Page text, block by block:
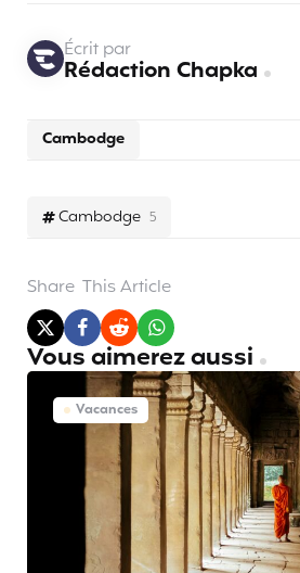
Cambodge 5
Cambodge
Écrit par
Rédaction Chapka
Share This Article
Vous aimerez aussi
Vacances